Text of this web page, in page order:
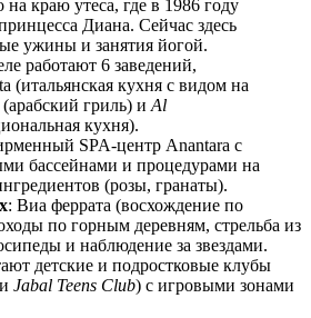
на краю утеса, где в 1986 году
Диана. Сейчас здесь
ужины и занятия йогой.
работают 6 заведений,
(итальянская кухня с видом на
(арабский гриль) и Al
кухня).
SPA-центр Anantara с
бассейнами и процедурами на
(розы, гранаты).
: Виа феррата (восхождение по
по горным деревням, стрельба из
и наблюдение за звездами.
детские и подростковые клубы
и Jabal Teens Club) с игровыми зонами